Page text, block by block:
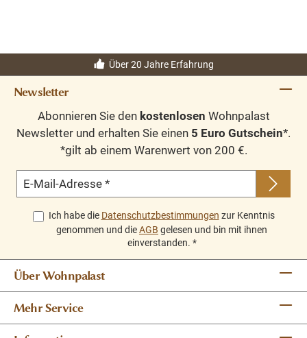
Über 20 Jahre Erfahrung
Newsletter
Abonnieren Sie den kostenlosen Wohnpalast
Newsletter und erhalten Sie einen 5 Euro Gutschein*.
*gilt ab einem Warenwert von 200 €.
E-Mail-Adresse *
Ich habe die Datenschutzbestimmungen zur Kenntnis
genommen und dieAGB gelesen und bin mit ihnen
einverstanden. *
Über Wohnpalast
Mehr Service